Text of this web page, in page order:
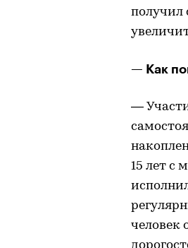
получил
— Как
—
15 лет с
человек